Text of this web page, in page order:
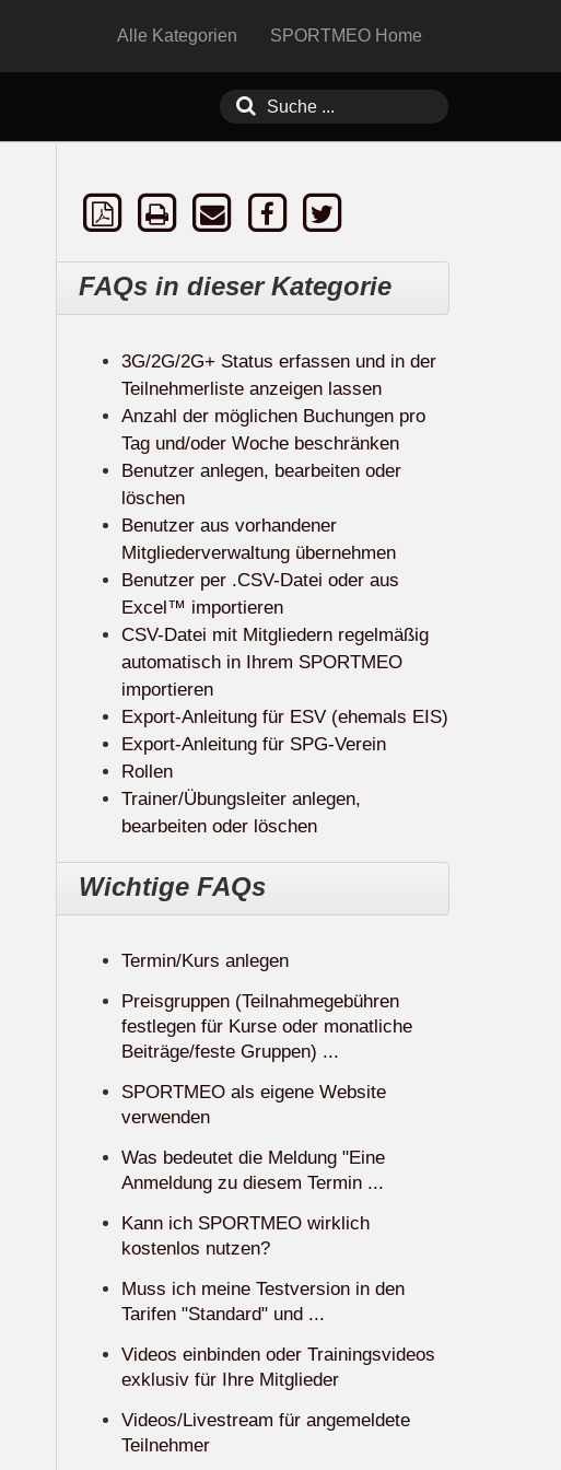
Alle Kategorien SPORTMEO Home
FAQs in dieser Kategorie
3G/2G/2G+ Status erfassen und in der
Teilnehmerliste anzeigen lassen
Anzahl der möglichen Buchungen pro
Tag und/oder Woche beschränken
Benutzer anlegen, bearbeiten oder
löschen
Benutzer aus vorhandener
Mitgliederverwaltung übernehmen
Benutzer per .CSV-Datei oder aus
Excel™ importieren
CSV-Datei mit Mitgliedern regelmäßig
automatisch in Ihrem SPORTMEO
importieren
Export-Anleitung für ESV (ehemals EIS)
Export-Anleitung für SPG-Verein
Rollen
Trainer/Übungsleiter anlegen,
bearbeiten oder löschen
Wichtige FAQs
Termin/Kurs anlegen
Preisgruppen (Teilnahmegebühren
festlegen für Kurse oder monatliche
Beiträge/feste Gruppen) ...
SPORTMEO als eigene Website
verwenden
Was bedeutet die Meldung "Eine
Anmeldung zu diesem Termin ...
Kann ich SPORTMEO wirklich
kostenlos nutzen?
Muss ich meine Testversion in den
Tarifen "Standard" und ...
Videos einbinden oder Trainingsvideos
exklusiv für Ihre Mitglieder
Videos/Livestream für angemeldete
Teilnehmer